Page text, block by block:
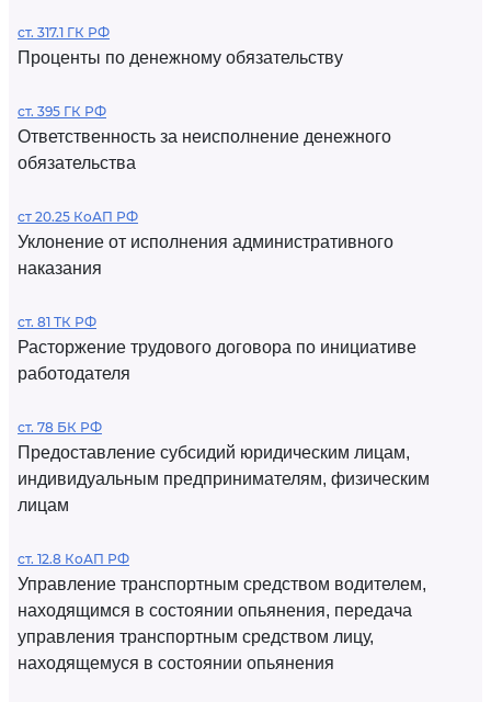
ст. 317.1 ГК РФ
Проценты по денежному обязательству
ст. 395 ГК РФ
Ответственность за неисполнение денежного
обязательства
ст 20.25 КоАП РФ
Уклонение от исполнения административного
наказания
ст. 81 ТК РФ
Расторжение трудового договора по инициативе
работодателя
ст. 78 БК РФ
Предоставление субсидий юридическим лицам,
индивидуальным предпринимателям, физическим
лицам
ст. 12.8 КоАП РФ
Управление транспортным средством водителем,
находящимся в состоянии опьянения, передача
управления транспортным средством лицу,
находящемуся в состоянии опьянения